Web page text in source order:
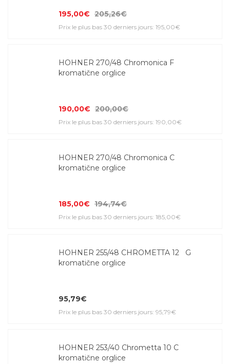
195,00€ 205,26€
Prix le plus bas 30 derniers jours: 195,00€
HOHNER 270/48 Chromonica F
kromatične orglice
190,00€ 200,00€
Prix le plus bas 30 derniers jours: 190,00€
HOHNER 270/48 Chromonica C
kromatične orglice
185,00€ 194,74€
Prix le plus bas 30 derniers jours: 185,00€
HOHNER 255/48 CHROMETTA 12 G
kromatične orglice
95,79€
Prix le plus bas 30 derniers jours: 95,79€
HOHNER 253/40 Chrometta 10 C
kromatične orglice